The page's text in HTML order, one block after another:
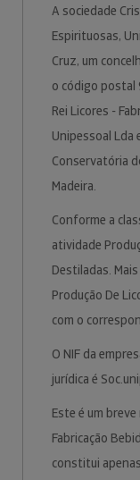
A sociedade
Espirituosas,
Cruz, um
o código postal
Rei Licores -
Unipessoal
Conservatória
Madeira.
Conforme a
atividade
Destiladas.
Produção De
com o
O NIF da
jurídica é
Este é um
Fabricação
constitui